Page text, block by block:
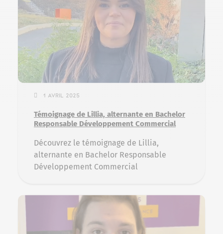
1 avril 2025
Témoignage de Lillia, alternante en Bachelor
Responsable Développement Commercial
Découvrez le témoignage de Lillia,
alternante en Bachelor Responsable
Développement Commercial